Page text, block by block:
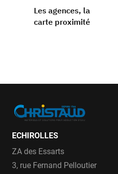
Les agences, la
carte proximité
ECHIROLLES
ZA des Essarts
3, rue Fernand Pelloutier